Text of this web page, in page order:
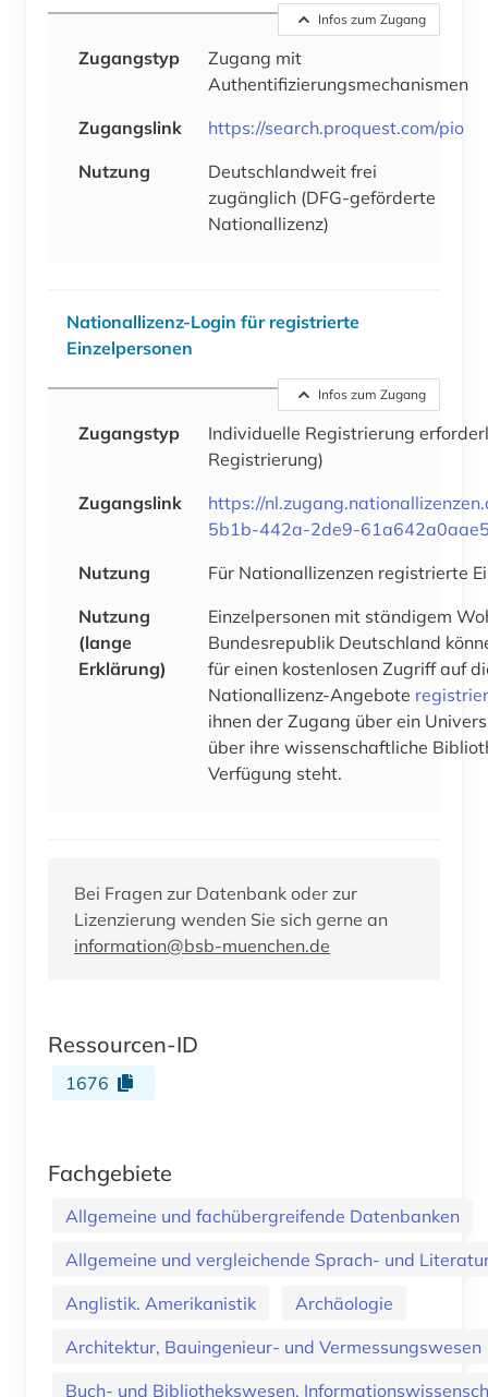
Infos zum Zugang
Zugangstyp
Zugang mit
Authentifizierungsmechanismen
Zugangslink
https://search.proquest.com/pio
Nutzung
Deutschlandweit frei
zugänglich (DFG-geförderte
Nationallizenz)
Nationallizenz-Login für registrierte
Einzelpersonen
Infos zum Zugang
Zugangstyp
Individuelle Registrierung
Registrierung)
Zugangslink
https://
5b1b-442a-2de9-
Nutzung
Für Nationallizenzen registrierte
Nutzung
(lange
Erklärung)
Einzelpersonen mit ständigem
Bundesrepublik Deutschland
für einen kostenlosen Zugriff auf
Nationallizenz-Angebote
ihnen der Zugang über ein
über ihre wissenschaftliche
Verfügung steht.
Bei Fragen zur Datenbank oder zur
Lizenzierung wenden Sie sich gerne an
information@bsb-muenchen.de
Ressourcen-ID
1676
Fachgebiete
Allgemeine und fachübergreifende Datenbanken
Allgemeine und vergleichende Sprach- und
Anglistik. Amerikanistik
Archäologie
Architektur, Bauingenieur- und Vermessungswesen
Buch- und Bibliothekswesen,